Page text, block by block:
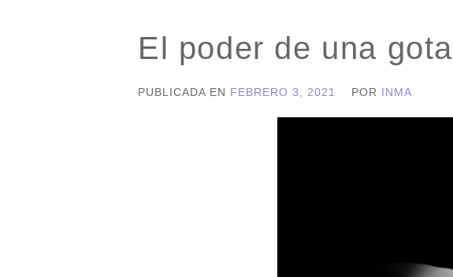
El poder de una gota
PUBLICADA EN FEBRERO 3, 2021 POR INMA